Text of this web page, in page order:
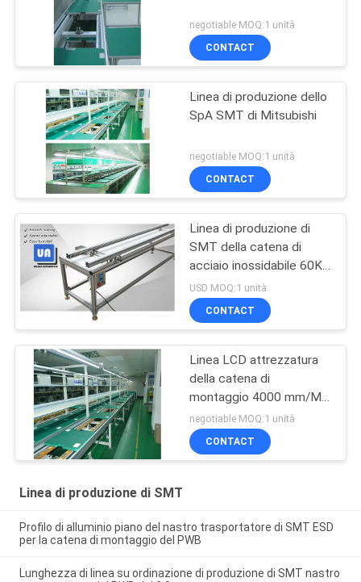
negotiable MOQ:1 unità
CONTACT
Linea di produzione dello
SpA SMT di Mitsubishi
negotiable MOQ:1 unità
CONTACT
Linea di produzione di
SMT della catena di
acciaio inossidabile 60KG
200-2000 mm/min
USD MOQ:1 unità
CONTACT
Linea LCD attrezzatura
della catena di
montaggio 4000 mm/Min
SMT di SKD TV SMT
negotiable MOQ:1 unità
CONTACT
Linea di produzione di SMT
Profilo di alluminio piano del nastro trasportatore di SMT ESD
per la catena di montaggio del PWB
Lunghezza di linea su ordinazione di produzione di SMT nastro